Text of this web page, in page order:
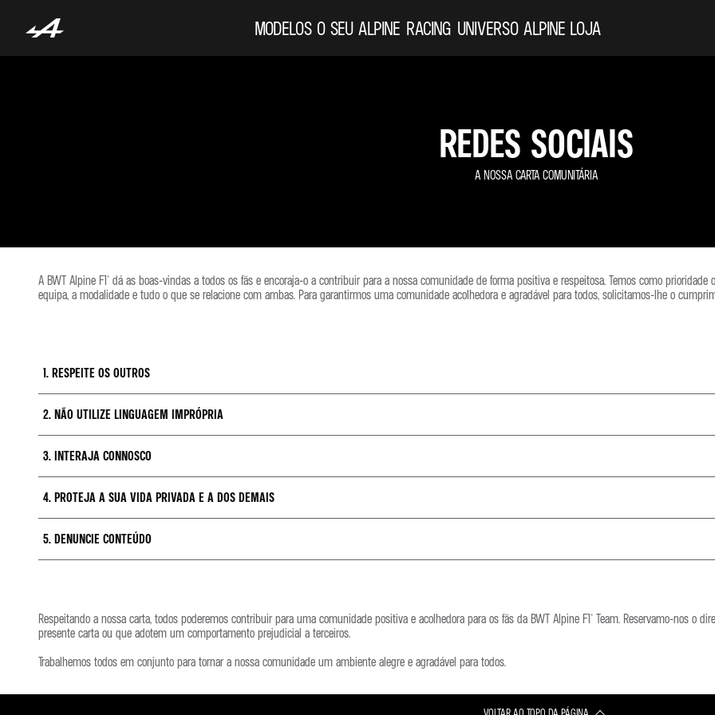
MODELOS O SEU ALPINE RACING UNIVERSO ALPINE LOJA
REDES SOCIAIS
A NOSSA CARTA COMUNITÁRIA
A BWT Alpine F1® dá as boas-vindas a todos os fãs e encoraja-o a contribuir para a nossa comunidade de forma positiva e respeitosa. Temos como
equipa, a modalidade e tudo o que se relacione com ambas. Para garantirmos uma comunidade acolhedora e agradável para todos, solicitamos-lhe o
1. RESPEITE OS OUTROS
2. NÃO UTILIZE LINGUAGEM IMPRÓPRIA
3. INTERAJA CONNOSCO
4. PROTEJA A SUA VIDA PRIVADA E A DOS DEMAIS
5. DENUNCIE CONTEÚDO
Instagram: https://help.instagram.com/2922067214679225
Facebook:https://www.facebook.com/help/263149623790594/
Twitter:https://help.twitter.com/en/forms/safety-and-sensitive-content
Respeitando a nossa carta, todos poderemos contribuir para uma comunidade positiva e acolhedora para os fãs da BWT Alpine F1® Team. Reservamo-nos o
presente carta ou que adotem um comportamento prejudicial a terceiros.
Trabalhemos todos em conjunto para tornar a nossa comunidade um ambiente alegre e agradável para todos.
VOLTAR AO TOPO DA PÁGINA